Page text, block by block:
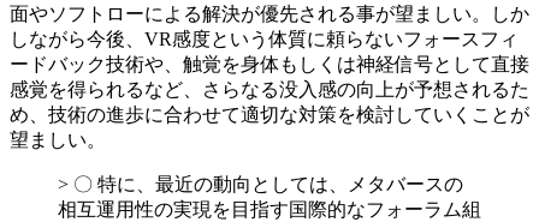
面やソフトローによる解決が優先される事が望ましい。しか
しながら今後、VR感度という体質に頼らないフォースフィ
ードバック技術や、触覚を身体もしくは神経信号として直接
感覚を得られるなど、さらなる没入感の向上が予想されるた
め、技術の進歩に合わせて適切な対策を検討していくことが
望ましい。
> 〇 特に、最近の動向としては、メタバースの
相互運用性の実現を目指す国際的なフォーラム組